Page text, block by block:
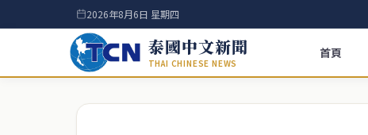
2026年8月6日 星期四
泰國中文新聞
THAI CHINESE NEWS
首頁